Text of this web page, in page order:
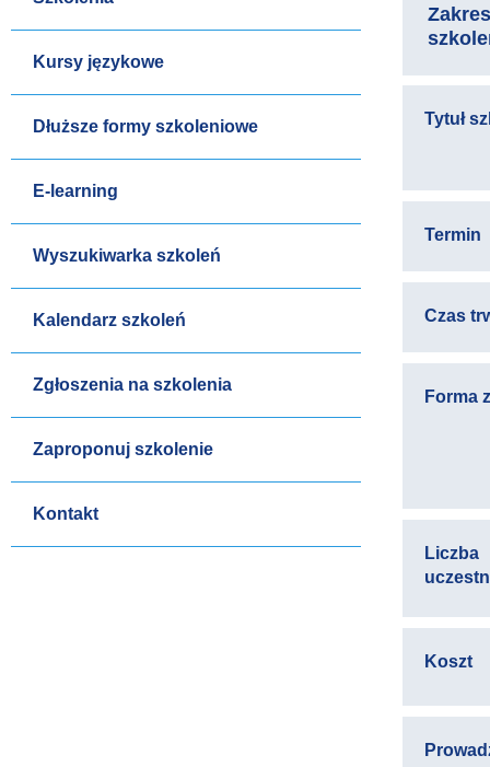
Kursy językowe
Dłuższe formy szkoleniowe
E-learning
Wyszukiwarka szkoleń
Kalendarz szkoleń
Zgłoszenia na szkolenia
Zaproponuj szkolenie
Kontakt
Zakres
Tytuł
Termin
Czas
Forma
Liczba
Koszt